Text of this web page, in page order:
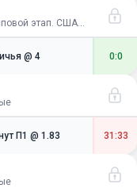
Футбол / Чемпионат мира 2026. Групповой этап. США-Канада-Мексика
@ 4 0:0
П1 @ 1.83 31:33